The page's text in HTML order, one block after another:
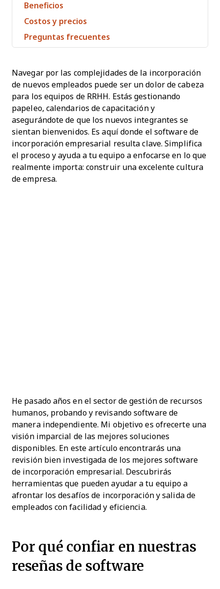
Beneficios
Costos y precios
Preguntas frecuentes
Navegar por las complejidades de la incorporación
de nuevos empleados puede ser un dolor de cabeza
para los equipos de RRHH. Estás gestionando
papeleo, calendarios de capacitación y
asegurándote de que los nuevos integrantes se
sientan bienvenidos. Es aquí donde el software de
incorporación empresarial resulta clave. Simplifica
el proceso y ayuda a tu equipo a enfocarse en lo que
realmente importa: construir una excelente cultura
de empresa.
He pasado años en el sector de gestión de recursos
humanos, probando y revisando software de
manera independiente. Mi objetivo es ofrecerte una
visión imparcial de las mejores soluciones
disponibles. En este artículo encontrarás una
revisión bien investigada de los mejores software
de incorporación empresarial. Descubrirás
herramientas que pueden ayudar a tu equipo a
afrontar los desafíos de incorporación y salida de
empleados con facilidad y eficiencia.
Por qué confiar en nuestras
reseñas de software